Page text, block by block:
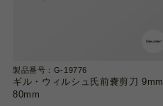
製品番号：G-19776
ギル・ウィルシュ氏前嚢剪刀 9mm
80mm